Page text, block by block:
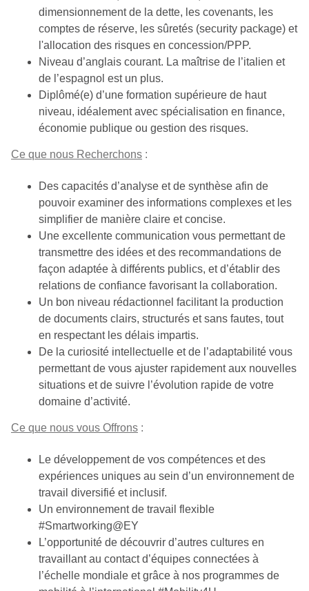
dimensionnement de la dette, les covenants, les
comptes de réserve, les sûretés (security package) et
l'allocation des risques en concession/PPP.
Niveau d’anglais courant. La maîtrise de l’italien et
de l’espagnol est un plus.
Diplômé(e) d’une formation supérieure de haut
niveau, idéalement avec spécialisation en finance,
économie publique ou gestion des risques.
Ce que nous Recherchons :
Des capacités d’analyse et de synthèse afin de
pouvoir examiner des informations complexes et les
simplifier de manière claire et concise.
Une excellente communication vous permettant de
transmettre des idées et des recommandations de
façon adaptée à différents publics, et d’établir des
relations de confiance favorisant la collaboration.
Un bon niveau rédactionnel facilitant la production
de documents clairs, structurés et sans fautes, tout
en respectant les délais impartis.
De la curiosité intellectuelle et de l’adaptabilité vous
permettant de vous ajuster rapidement aux nouvelles
situations et de suivre l’évolution rapide de votre
domaine d’activité.
Ce que nous vous Offrons :
Le développement de vos compétences et des
expériences uniques au sein d’un environnement de
travail diversifié et inclusif.
Un environnement de travail flexible
#Smartworking@EY
L’opportunité de découvrir d’autres cultures en
travaillant au contact d’équipes connectées à
l’échelle mondiale et grâce à nos programmes de